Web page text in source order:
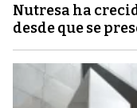
Nutresa ha
desde que se